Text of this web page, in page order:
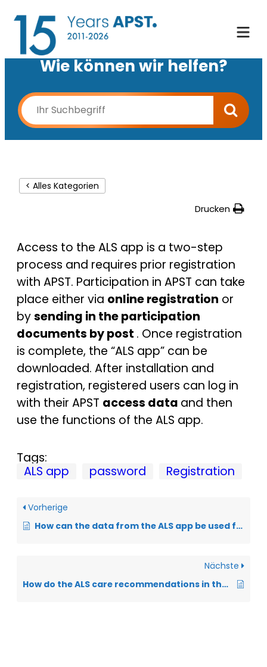
Wie können wir helfen?
< Alles Kategorien
Drucken
Access to the ALS app is a two-step
process and requires prior registration
with APST. Participation in APST can take
place either via online registration or
bysending in the participation
documents by post . Once registration
is complete, the “ALS app” can be
downloaded. After installation and
registration, registered users can log in
with their APST access data and then
use the functions of the ALS app.
Tags:
ALS app
password Registration
Vorherige
How can the data from the ALS app be used for research?
Nächste
How do the ALS care recommendations in the ALS app work?